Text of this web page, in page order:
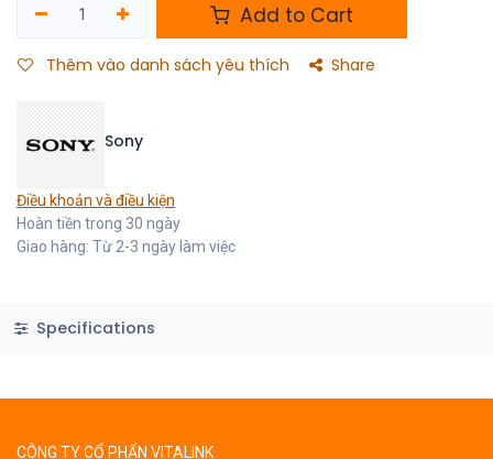
Add to Cart
Thêm vào danh sách yêu thích Share
Sony
Điều khoản và điều kiện
Hoàn tiền trong 30 ngày
Giao hàng: Từ 2-3 ngày làm việc
Specifications
CÔNG TY CỔ PHẨN VITALINK